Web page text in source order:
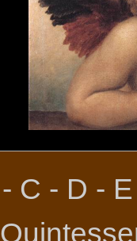
- C - D - E